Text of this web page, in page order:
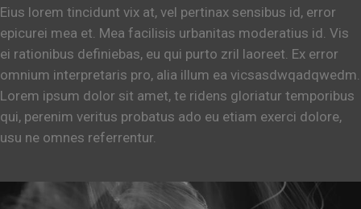
Eius lorem tincidunt vix at, vel pertinax sensibus id, error
epicurei mea et. Mea facilisis urbanitas moderatius id. Vis
ei rationibus definiebas, eu qui purto zril laoreet. Ex error
omnium interpretaris pro, alia illum ea vicsasdwqadqwedm.
Lorem ipsum dolor sit amet, te ridens gloriatur temporibus
qui, perenim veritus probatus ado eu etiam exerci dolore,
usu ne omnes referrentur.